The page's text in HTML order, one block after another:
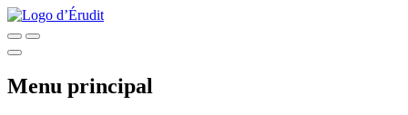
Menu principal